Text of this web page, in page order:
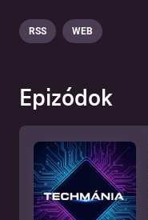
RSS WEB
Epizódok